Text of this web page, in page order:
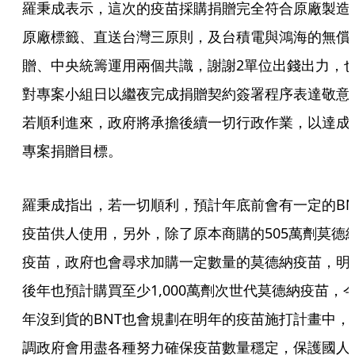
羅秉成表示，這次的疫苗採購捐贈完全符合原廠製造
原廠標籤、直送台灣三原則，及台積電與鴻海的無償
贈、中央統籌運用兩個共識，謝謝2單位出錢出力，
對專案小組日以繼夜完成捐贈契約簽署程序表達敬意
若順利進來，政府將承擔後續一切行政作業，以達成
專案捐贈目標。
羅秉成指出，若一切順利，預計年底前會有一定的
疫苗供人使用，另外，除了原本商購的505萬劑莫德
疫苗，政府也會尋求加購一定數量的莫德納疫苗，明
後年也預計購買至少1,000萬劑次世代莫德納疫苗，
年沒到貨的BNT也會規劃在明年的疫苗施打計畫中，
調政府會用盡各種努力確保疫苗數量穩定，保護國人